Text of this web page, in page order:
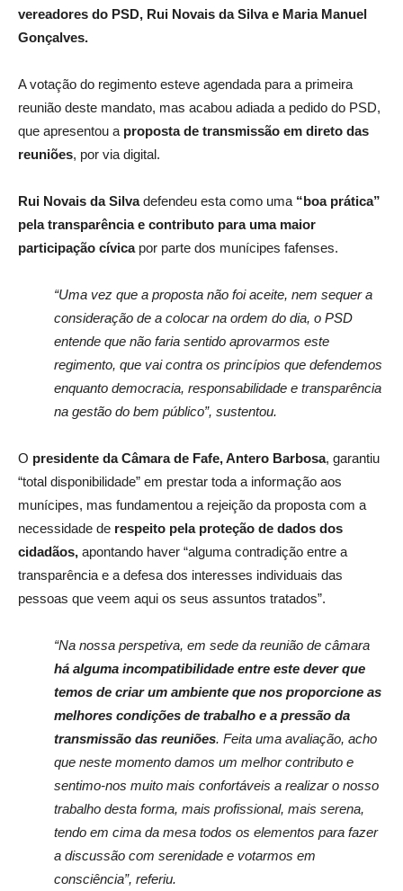
vereadores do PSD, Rui Novais da Silva e Maria Manuel
Gonçalves.
A votação do regimento esteve agendada para a primeira
reunião deste mandato, mas acabou adiada a pedido do PSD,
que apresentou a proposta de transmissão em direto das
reuniões, por via digital.
Rui Novais da Silvadefendeu esta como uma “boa prática”
pela transparência e contributo para uma maior
participação cívica por parte dos munícipes fafenses.
“Uma vez que a proposta não foi aceite, nem sequer a
consideração de a colocar na ordem do dia, o PSD
entende que não faria sentido aprovarmos este
regimento, que vai contra os princípios que defendemos
enquanto democracia, responsabilidade e transparência
na gestão do bem público”, sustentou.
O presidente da Câmara de Fafe, Antero Barbosa, garantiu
“total disponibilidade” em prestar toda a informação aos
munícipes, mas fundamentou a rejeição da proposta com a
necessidade de respeito pela proteção de dados dos
cidadãos, apontando haver “alguma contradição entre a
transparência e a defesa dos interesses individuais das
pessoas que veem aqui os seus assuntos tratados”.
“Na nossa perspetiva, em sede da reunião de câmara
há alguma incompatibilidade entre este dever que
temos de criar um ambiente que nos proporcione as
melhores condições de trabalho e a pressão da
transmissão das reuniões. Feita uma avaliação, acho
que neste momento damos um melhor contributo e
sentimo-nos muito mais confortáveis a realizar o nosso
trabalho desta forma, mais profissional, mais serena,
tendo em cima da mesa todos os elementos para fazer
a discussão com serenidade e votarmos em
consciência”, referiu.